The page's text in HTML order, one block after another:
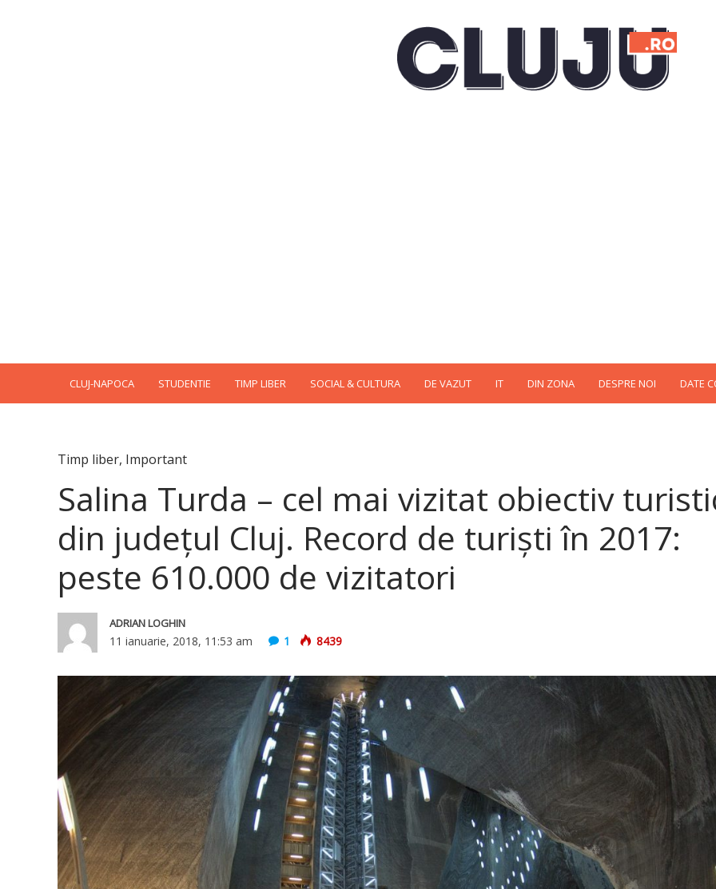
CLUJ-NAPOCA STUDENTIE TIMP LIBER SOCIAL & CULTURA DE VAZUT IT DIN ZONA DESPRE NOI DATE
Timp liber, Important
Salina Turda – cel mai vizitat obiectiv
din judeţul Cluj. Record de turişti în 2017:
peste 610.000 de vizitatori
ADRIAN LOGHIN
11 ianuarie, 2018, 11:53 am 1 8439